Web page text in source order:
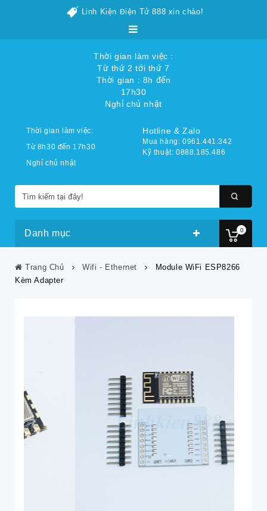
Linh Kiện Điện Tử 888 xin chào!
Thời gian làm việc :
Từ thứ 2 tới thứ 7
Thời gian : 8h đến
17h30
Nghỉ chủ nhật
0
Thời gian làm việc:
Từ 8h30 đến 17h30
Nghỉ chủ nhật
Hotline & Zalo
Mua hàng: 0961.441.342
Kỹ thuật: 0888.185.486
Danh mục
Trang Chủ Wifi - Ethernet
Module WiFi ESP8266
Kèm Adapter